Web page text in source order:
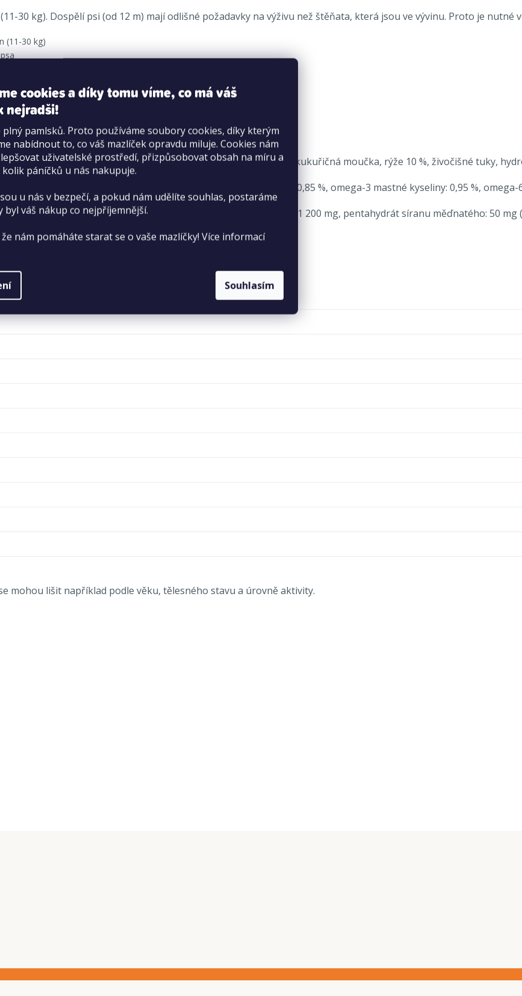
cookies a díky tomu víme, co má váš
nejradši!
plný pamlsků. Proto používáme soubory cookies, díky kterým
nabídnout to, co váš mazlíček opravdu miluje. Cookies nám
uživatelské prostředí, přizpůsobovat obsah na míru a
páníčků u nás nakupuje.
u nás v bezpečí, a pokud nám udělíte souhlas, postaráme
byl váš nákup co nejpříjemnější.
nám pomáháte starat se o vaše mazlíčky! Více informací
Souhlasím
(11-30 kg). Dospělí psi (od 12 m) mají odlišné požadavky na výživu než štěňata, která jsou ve vývinu. Proto je
(11-30 kg)
podporuje vitalitu psa.
maso 10 %, dehydratované kuřecí a krůtí proteiny), kukuřice, kukuřičná moučka, rýže 10 %, živočišné tuky,
%, hrubá vláknina: 2 %, hrubý popel: 6,5 %, vápník: 1 %, fosfor: 0,85 %, omega-3 mastné kyseliny: 0,95 %, omega-
000 m.j., vitamin D3: 1 350 m.j., vitamin E: 355 mg, cholin chlorid: 1 200 mg, pentahydrát síranu měďnatého: 50
původu: 4 000 mg.
mohou lišit například podle věku, tělesného stavu a úrovně aktivity.